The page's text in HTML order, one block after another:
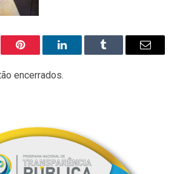
Pinterest LinkedInTumblr
E-
encerrados.